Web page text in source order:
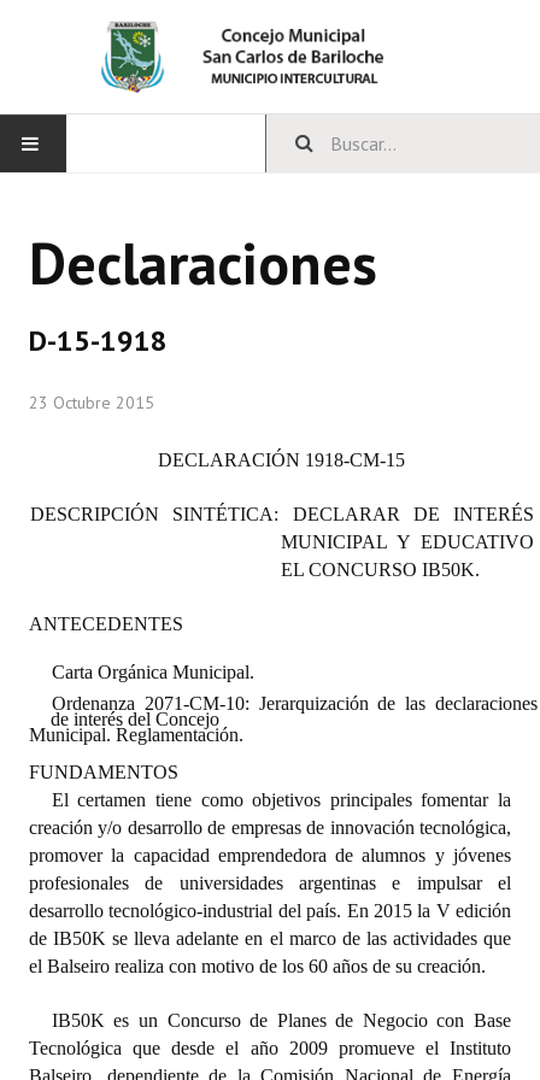
CONCEJO
Comisiones Especiales
Concejales Mandato Cumplido
LEGISLACIÓN
Constitución Nacional
Constitución Provincial
Carta Orgánica 2007
Reglamento Interno
Digesto
Organigrama
DOCUMENTOS
Informes de Gestión
Declaraciones
D-15-1918
23 Octubre 2015
DECLARACIÓN 1918-CM-15
DESCRIPCIÓN SINTÉTICA: DECLARAR DE INTERÉS
MUNICIPAL Y EDUCATIVO
EL CONCURSO IB50K.
ANTECEDENTES
Carta Orgánica Municipal.
Ordenanza 2071-CM-10: Jerarquización de las declaraciones
de interés del Concejo
Municipal. Reglamentación.
FUNDAMENTOS
El certamen tiene como objetivos principales fomentar la
creación y/o desarrollo de empresas de innovación tecnológica,
promover la capacidad emprendedora de alumnos y jóvenes
profesionales de universidades argentinas e impulsar el
desarrollo tecnológico-industrial del país. En 2015 la V edición
de IB50K se lleva adelante en el marco de las actividades que
el Balseiro realiza con motivo de los 60 años de su creación.
IB50K es un Concurso de Planes de Negocio con Base
Tecnológica que desde el año 2009 promueve el Instituto
Balseiro, dependiente de la Comisión Nacional de Energía